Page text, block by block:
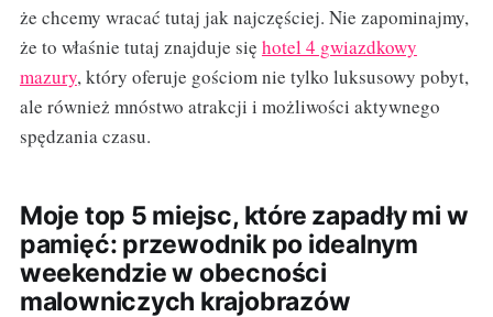
że chcemy wracać tutaj jak najczęściej. Nie zapominajmy,
że to właśnie tutaj znajduje się hotel 4 gwiazdkowy
mazury, który oferuje gościom nie tylko luksusowy pobyt,
ale również mnóstwo atrakcji i możliwości aktywnego
spędzania czasu.
Moje top 5 miejsc, które zapadły mi w
pamięć: przewodnik po idealnym
weekendzie w obecności
malowniczych krajobrazów